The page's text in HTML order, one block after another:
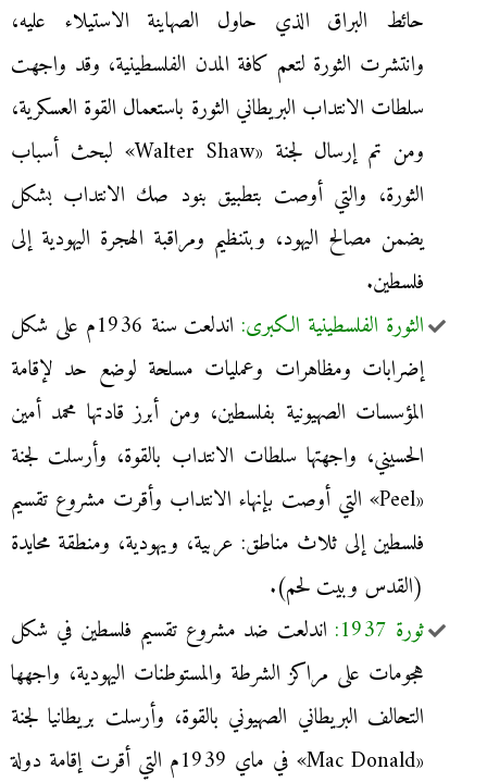
حائط البراق الذي حاول الصهاينة الاستيلاء عليه،
وانتشرت الثورة لتعم كافة المدن الفلسطينية، وقد واجهت
سلطات الانتداب البريطاني الثورة باستعمال القوة العسكرية،
ومن تم إرسال لجنة «Walter Shaw» لبحث أسباب
الثورة، والتي أوصت بتطبيق بنود صك الانتداب بشكل
يضمن مصالح اليهود، وبتنظيم ومراقبة الهجرة اليهودية إلى
فلسطين.
الثورة الفلسطينية الكبرى:
اندلعت سنة 1936م على شكل
إضرابات ومظاهرات وعمليات مسلحة لوضع حد لإقامة
المؤسسات الصهيونية بفلسطين، ومن أبرز قادتها محمد أمين
الحسيني، واجهتها سلطات الانتداب بالقوة، وأرسلت لجنة
«Peel» التي أوصت بإنهاء الانتداب وأقرت مشروع تقسيم
فلسطين إلى ثلاث مناطق: عربية، ويهودية، ومنطقة محايدة
(القدس وبيت لحم).
ثورة 1937:
اندلعت ضد مشروع تقسيم فلسطين في شكل
هجومات على مراكز الشرطة والمستوطنات اليهودية، واجهها
التحالف البريطاني الصهيوني بالقوة، وأرسلت بريطانيا لجنة
«Mac Donald» في ماي 1939م التي أقرت إقامة دولة